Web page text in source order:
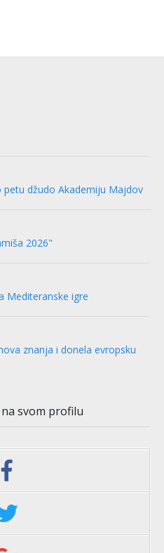
džudo Akademiju Majdov
2026"
Mediteranske igre
znanja i donela evropsku
svom profilu